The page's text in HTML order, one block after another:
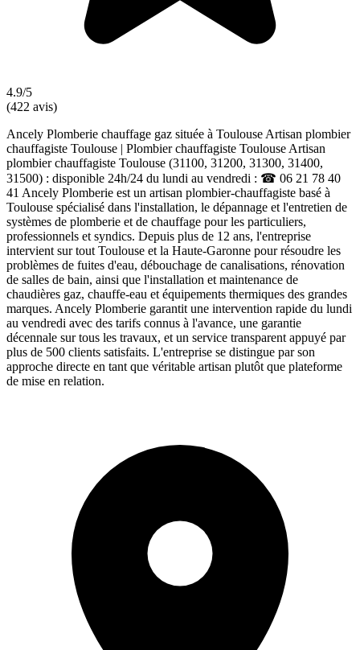
4.9/5
(422 avis)
Ancely Plomberie chauffage gaz située à Toulouse Artisan plombier
chauffagiste Toulouse | Plombier chauffagiste Toulouse Artisan
plombier chauffagiste Toulouse (31100, 31200, 31300, 31400,
31500) : disponible 24h/24 du lundi au vendredi : ☎ 06 21 78 40
41 Ancely Plomberie est un artisan plombier-chauffagiste basé à
Toulouse spécialisé dans l'installation, le dépannage et l'entretien de
systèmes de plomberie et de chauffage pour les particuliers,
professionnels et syndics. Depuis plus de 12 ans, l'entreprise
intervient sur tout Toulouse et la Haute-Garonne pour résoudre les
problèmes de fuites d'eau, débouchage de canalisations, rénovation
de salles de bain, ainsi que l'installation et maintenance de
chaudières gaz, chauffe-eau et équipements thermiques des grandes
marques. Ancely Plomberie garantit une intervention rapide du lundi
au vendredi avec des tarifs connus à l'avance, une garantie
décennale sur tous les travaux, et un service transparent appuyé par
plus de 500 clients satisfaits. L'entreprise se distingue par son
approche directe en tant que véritable artisan plutôt que plateforme
de mise en relation.